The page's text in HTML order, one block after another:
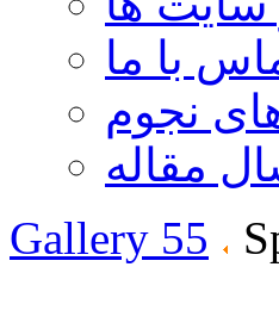
با ما
نجوم
مقاله
Gallery 55